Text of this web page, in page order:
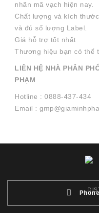
nhãn mã vạch hiện nay.
Chất lượng và kích
và đủ số lượng Label.
Giá hỗ trợ tốt nhất
Thương hiệu bạn có thể
LIÊN HỆ NHÀ PHÂN
PHẠM
Hotline : 0888-437-434
Email :